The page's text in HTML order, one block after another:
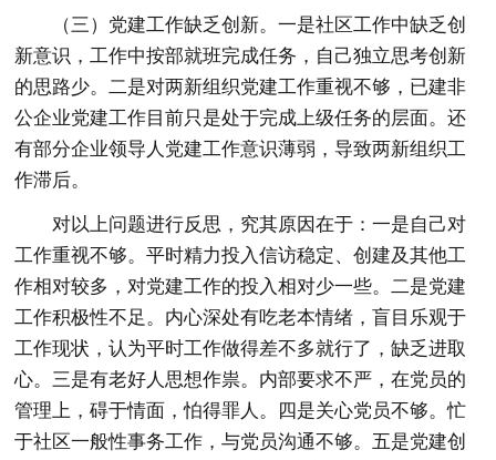
（三）党建工作缺乏创新。一是社区工作中缺乏创
新意识，工作中按部就班完成任务，自己独立思考创新
的思路少。二是对两新组织党建工作重视不够，已建非
公企业党建工作目前只是处于完成上级任务的层面。还
有部分企业领导人党建工作意识薄弱，导致两新组织工
作滞后。
对以上问题进行反思，究其原因在于：一是自己对
工作重视不够。平时精力投入信访稳定、创建及其他工
作相对较多，对党建工作的投入相对少一些。二是党建
工作积极性不足。内心深处有吃老本情绪，盲目乐观于
工作现状，认为平时工作做得差不多就行了，缺乏进取
心。三是有老好人思想作祟。内部要求不严，在党员的
管理上，碍于情面，怕得罪人。四是关心党员不够。忙
于社区一般性事务工作，与党员沟通不够。五是党建创